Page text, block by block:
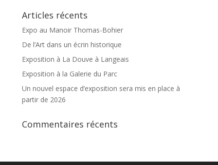
Articles récents
Expo au Manoir Thomas-Bohier
De l’Art dans un écrin historique
Exposition à La Douve à Langeais
Exposition à la Galerie du Parc
Un nouvel espace d’exposition sera mis en place à
partir de 2026
Commentaires récents